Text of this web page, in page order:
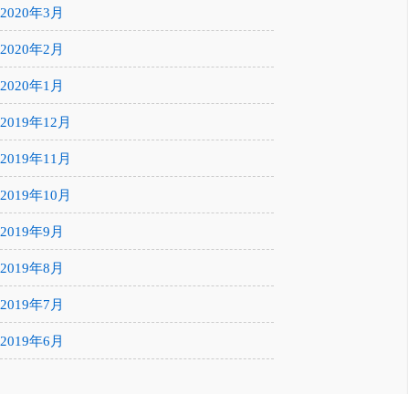
2020年3月
2020年2月
2020年1月
2019年12月
2019年11月
2019年10月
2019年9月
2019年8月
2019年7月
2019年6月